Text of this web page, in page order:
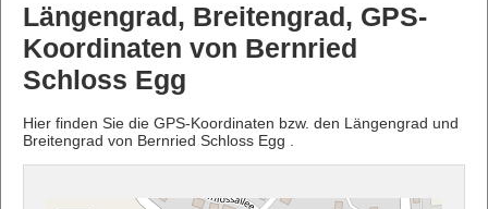
Längengrad, Breitengrad, GPS-
Koordinaten von Bernried
Schloss Egg
Hier finden Sie die GPS-Koordinaten bzw. den Längengrad und
Breitengrad von Bernried Schloss Egg .